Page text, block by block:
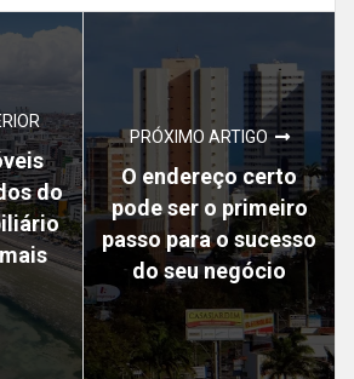
do
PRÓXIMO ARTIGO
O endereço certo
pode ser o primeiro
passo para o sucesso
do seu negócio